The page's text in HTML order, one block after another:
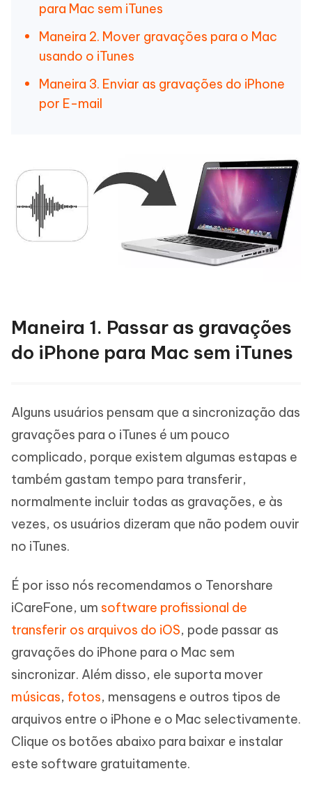
para Mac sem iTunes
Maneira 2. Mover gravações para o Mac
usando o iTunes
Maneira 3. Enviar as gravações do iPhone
por E-mail
Maneira 1. Passar as gravações
do iPhone para Mac sem iTunes
Alguns usuários pensam que a sincronização das
gravações para o iTunes é um pouco
complicado, porque existem algumas estapas e
também gastam tempo para transferir,
normalmente incluir todas as gravações, e às
vezes, os usuários dizeram que não podem ouvir
no iTunes.
É por isso nós recomendamos o Tenorshare
iCareFone, um software profissional de
transferir os arquivos do iOS, pode passar as
gravações do iPhone para o Mac sem
sincronizar. Além disso, ele suporta mover
músicas, fotos, mensagens e outros tipos de
arquivos entre o iPhone e o Mac selectivamente.
Clique os botões abaixo para baixar e instalar
este software gratuitamente.